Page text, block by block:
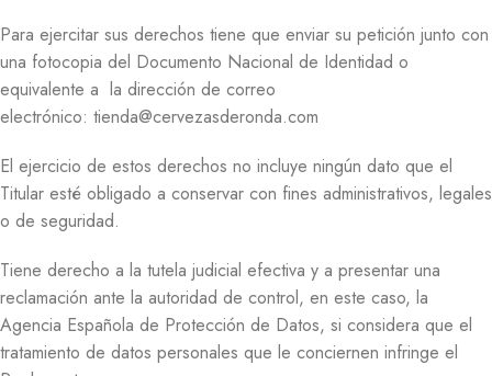
Para ejercitar sus derechos tiene que enviar su petición junto con
una fotocopia del Documento Nacional de Identidad o
equivalente a la dirección de correo
electrónico: tienda@cervezasderonda.com
El ejercicio de estos derechos no incluye ningún dato que el
Titular esté obligado a conservar con fines administrativos, legales
o de seguridad.
Tiene derecho a la tutela judicial efectiva y a presentar una
reclamación ante la autoridad de control, en este caso, la
Agencia Española de Protección de Datos, si considera que el
tratamiento de datos personales que le conciernen infringe el